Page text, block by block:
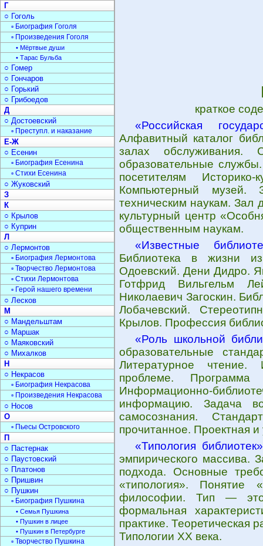
краткое
«Российская
Алфавитный каталог
залах обслуживания.
образовательные
посетителям
Компьютерный музей.
техническим наукам. Зал
культурный центр
общественным наукам.
«Известные
Библиотека в жизни
Одоевский. Дени Дидро.
Готфрид Вильгельм
Николаевич Загоскин.
Лобачевский.
Крылов. Профессия
«Роль школьной
образовательные
Литературное
проблеме. Программа
Информационно-
информацию. Задача
самосознания.
прочитанное. Проектная и
«Типология библиотек»
эмпирического массива.
подхода. Основные
«типология».
философии. Тип —
формальная
практике. Теоретическая
Типологии ХХ века.
Г
○ Гоголь
▫ Биография Гоголя
▫ Произведения Гоголя
• Мёртвые души
• Тарас Бульба
○ Гомер
○ Гончаров
○ Горький
○ Грибоедов
Д
○ Достоевский
▫ Преступл. и наказание
Е-Ж
○ Есенин
▫ Биография Есенина
▫ Стихи Есенина
○ Жуковский
З
К
○ Крылов
○ Куприн
Л
○ Лермонтов
▫ Биография Лермонтова
▫ Творчество Лермонтова
▫ Стихи Лермонтова
▫ Герой нашего времени
○ Лесков
М
○ Мандельштам
○ Маршак
○ Маяковский
○ Михалков
Н
○ Некрасов
▫ Биография Некрасова
▫ Произведения Некрасова
○ Носов
О
▫ Пьесы Островского
П
○ Пастернак
○ Паустовский
○ Платонов
○ Пришвин
○ Пушкин
▫ Биография Пушкина
• Семья Пушкина
• Пушкин в лицее
• Пушкин в Петербурге
▫ Творчество Пушкина